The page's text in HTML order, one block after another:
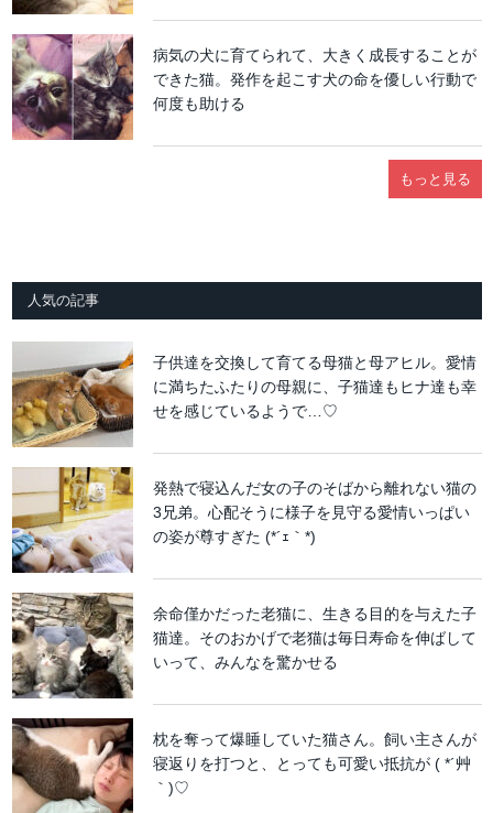
病気の犬に育てられて、大きく成長することが
できた猫。発作を起こす犬の命を優しい行動で
何度も助ける
もっと見る
人気の記事
子供達を交換して育てる母猫と母アヒル。愛情
に満ちたふたりの母親に、子猫達もヒナ達も幸
せを感じているようで…♡
発熱で寝込んだ女の子のそばから離れない猫の
3兄弟。心配そうに様子を見守る愛情いっぱい
の姿が尊すぎた (*´ｪ｀*)
余命僅かだった老猫に、生きる目的を与えた子
猫達。そのおかげで老猫は毎日寿命を伸ばして
いって、みんなを驚かせる
枕を奪って爆睡していた猫さん。飼い主さんが
寝返りを打つと、とっても可愛い抵抗が ( *´艸
｀)♡